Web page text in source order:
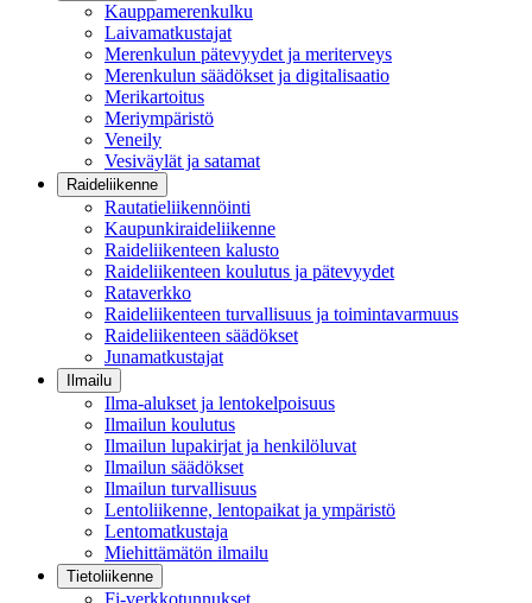
Kauppamerenkulku
Laivamatkustajat
Merenkulun pätevyydet ja meriterveys
Merenkulun säädökset ja digitalisaatio
Merikartoitus
Meriympäristö
Veneily
Vesiväylät ja satamat
Raideliikenne
Rautatieliikennöinti
Kaupunkiraideliikenne
Raideliikenteen kalusto
Raideliikenteen koulutus ja pätevyydet
Rataverkko
Raideliikenteen turvallisuus ja toimintavarmuus
Raideliikenteen säädökset
Junamatkustajat
Ilmailu
Ilma-alukset ja lentokelpoisuus
Ilmailun koulutus
Ilmailun lupakirjat ja henkilöluvat
Ilmailun säädökset
Ilmailun turvallisuus
Lentoliikenne, lentopaikat ja ympäristö
Lentomatkustaja
Miehittämätön ilmailu
Tietoliikenne
Fi-verkkotunnukset